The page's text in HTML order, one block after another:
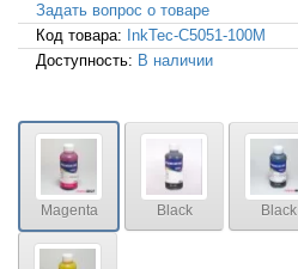
Задать вопрос о товаре
Код товара: InkTec-C5051-100M
Доступность: В наличии
Magenta Black Black